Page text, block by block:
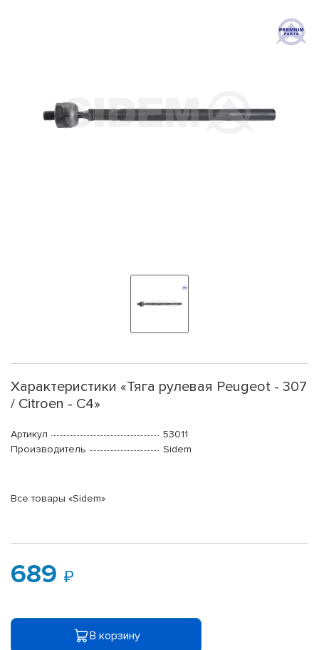
Характеристики «Тяга рулевая Peugeot - 307
/ Citroen - C4»
Артикул
53011
Производитель
Sidem
Все товары «Sidem»
689
В корзину